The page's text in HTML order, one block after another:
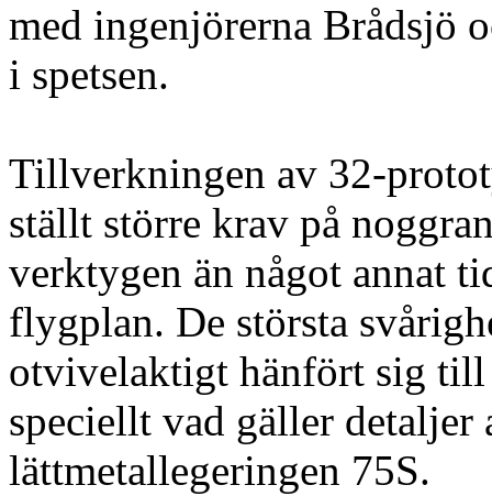
med ingenjörerna Brådsjö
i spetsen.
Tillverkningen av 32-
ställt större krav på
verktygen än något annat
flygplan. De största
otvivelaktigt hänfört sig
speciellt vad gäller detaljer
lättmetallegeringen 75S.